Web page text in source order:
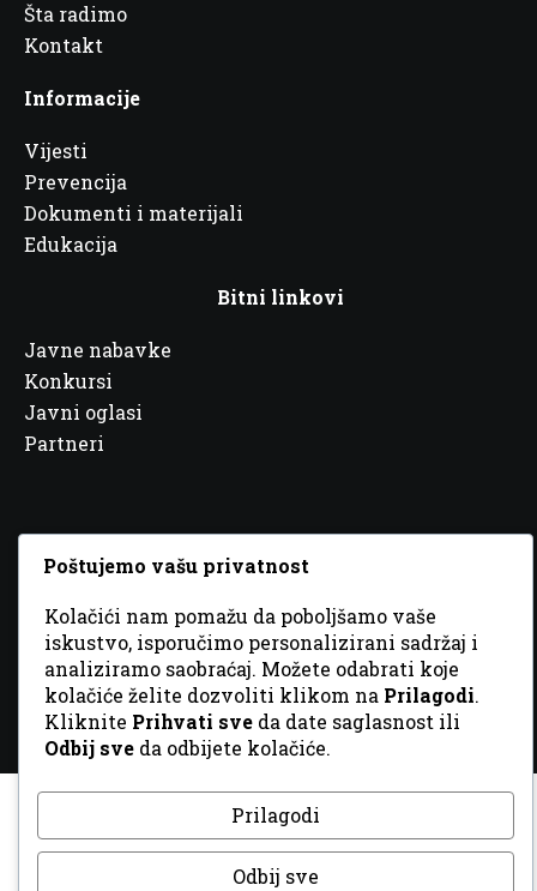
Šta radimo
Kontakt
Informacije
Vijesti
Prevencija
Dokumenti i materijali
Edukacija
Bitni linkovi
Javne nabavke
Konkursi
Javni oglasi
Partneri
© 2026 Sva prava zadržana. Dizajn
Poštujemo vašu privatnost
Kolačići nam pomažu da poboljšamo vaše
iskustvo, isporučimo personalizirani sadržaj i
analiziramo saobraćaj. Možete odabrati koje
kolačiće želite dozvoliti klikom na Prilagodi.
Kliknite Prihvati sve da date saglasnost ili
Odbij sve da odbijete kolačiće.
Prilagodi
Odbij sve